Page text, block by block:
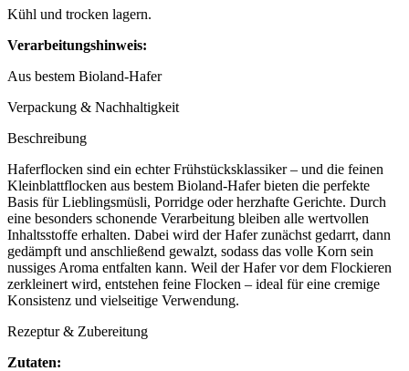
Kühl und trocken lagern.
Verarbeitungshinweis:
Aus bestem Bioland-Hafer
Verpackung & Nachhaltigkeit
Beschreibung
Haferflocken sind ein echter Frühstücksklassiker – und die feinen
Kleinblattflocken aus bestem Bioland-Hafer bieten die perfekte
Basis für Lieblingsmüsli, Porridge oder herzhafte Gerichte. Durch
eine besonders schonende Verarbeitung bleiben alle wertvollen
Inhaltsstoffe erhalten. Dabei wird der Hafer zunächst gedarrt, dann
gedämpft und anschließend gewalzt, sodass das volle Korn sein
nussiges Aroma entfalten kann. Weil der Hafer vor dem Flockieren
zerkleinert wird, entstehen feine Flocken – ideal für eine cremige
Konsistenz und vielseitige Verwendung.
Rezeptur & Zubereitung
Zutaten: